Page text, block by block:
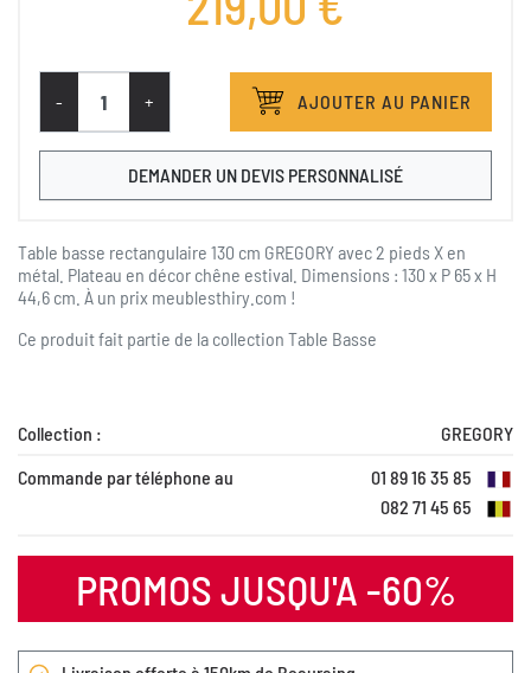
- + AJOUTER AU PANIER
DEMANDER UN DEVIS PERSONNALISÉ
Table basse rectangulaire 130 cm GREGORY avec 2 pieds X en
métal. Plateau en décor chêne estival. Dimensions : 130 x P 65 x H
44,6 cm. À un prix meublesthiry.com !
Ce produit fait partie de la collection Table Basse
Collection :
GREGORY
Commande par téléphone au
01 89 16 35 85
082 71 45 65
PROMOS JUSQU'A -60%